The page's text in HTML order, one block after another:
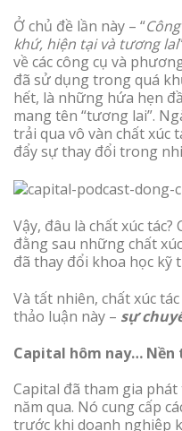
Ở chủ đề lần này – “
khứ, hiện tại và tương lai
về các công cụ và
đã sử dụng trong quá
hết, là những hứa hẹn
mang tên “tương lai”.
trải qua vô vàn chất xúc
đẩy sự thay đổi trong
Vậy, đâu là chất xúc
đằng sau những chất
đã thay đổi khoa học kỹ
Và tất nhiên, chất xúc
thảo luận này – sự
Capital hôm nay… Nền
Capital đã tham gia
năm qua. Nó cung cấp
trước khi doanh nghiệp